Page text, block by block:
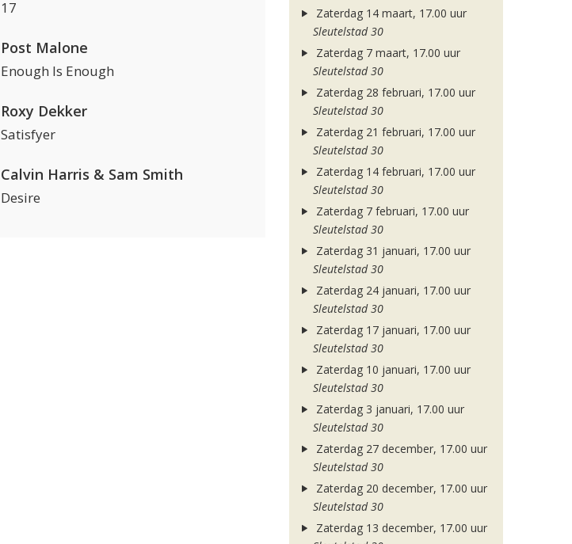
17
Post Malone
Enough Is Enough
Roxy Dekker
Satisfyer
Calvin Harris & Sam Smith
Desire
Zaterdag 14 maart, 17.00 uur
Sleutelstad 30
Zaterdag 7 maart, 17.00 uur
Sleutelstad 30
Zaterdag 28 februari, 17.00 uur
Sleutelstad 30
Zaterdag 21 februari, 17.00 uur
Sleutelstad 30
Zaterdag 14 februari, 17.00 uur
Sleutelstad 30
Zaterdag 7 februari, 17.00 uur
Sleutelstad 30
Zaterdag 31 januari, 17.00 uur
Sleutelstad 30
Zaterdag 24 januari, 17.00 uur
Sleutelstad 30
Zaterdag 17 januari, 17.00 uur
Sleutelstad 30
Zaterdag 10 januari, 17.00 uur
Sleutelstad 30
Zaterdag 3 januari, 17.00 uur
Sleutelstad 30
Zaterdag 27 december, 17.00 uur
Sleutelstad 30
Zaterdag 20 december, 17.00 uur
Sleutelstad 30
Zaterdag 13 december, 17.00 uur